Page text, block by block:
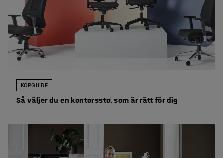
KÖPGUIDE
Så väljer du en kontorsstol som är rätt för dig